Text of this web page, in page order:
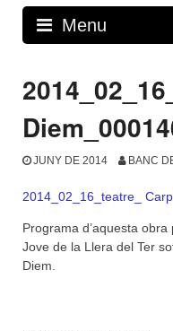
Menu
JUNY DE 2014 BANC
2014_02_16_teatre_
Programa d’aquesta
Jove de la Llera del Ter
Diem.